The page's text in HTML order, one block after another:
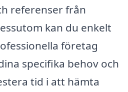
referenser från
kan du enkelt
företag
specifika behov och
tid i att hämta